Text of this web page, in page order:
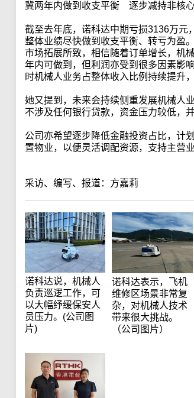
冀两年内做到收支平衡 逐步减持非核
截至去年底，诺科达中期亏损3136万元
整体业绩尽快做到收支平衡、转亏为盈
市场拓展所致，相信随着订单增长，机
年内可做到，但利润亦受到很多因素影
时机械人业务占整体收入比例持续提升
她又提到，未来会持续侧重发展机械人
不涉及任何银行贷款，资金压力较低，
公司亦希望逐步降低金融投资占比，计
置物业，以便灵活调配资源，支持主营
采访、编写、报道：方嘉莉
诺科达说，机械人
负责巡逻工作，可
以大幅纾缓保安人
员压力。(公司图
片)
诺科达表示，飞机
维修区场景非常复
杂，对机械人技术
带来很大挑战。
（公司图片）